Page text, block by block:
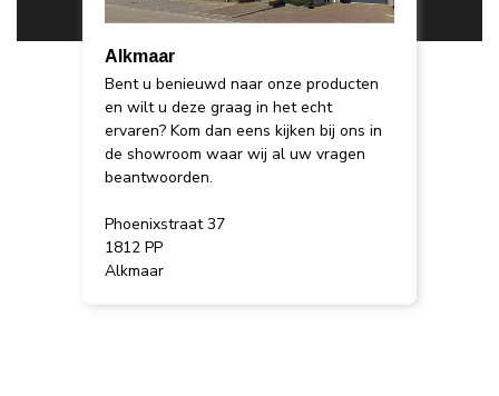
Alkmaar
Bent u benieuwd naar onze producten
en wilt u deze graag in het echt
ervaren? Kom dan eens kijken bij ons in
de showroom waar wij al uw vragen
beantwoorden.
Phoenixstraat 37
1812 PP
Alkmaar